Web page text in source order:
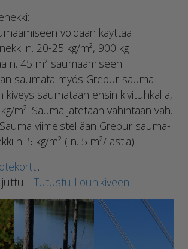
voidaan käyttää
n. 20-25 kg/m², 900 kg
n. 45 m² saumaamiseen.
saumata myös Grepur sauma-
kiveys saumataan ensin kivituhkalla,
m². Sauma jätetään vähintään väh.
viimeistellään Grepur sauma-
n. 5 kg/m² ( n. 5 m²/ astia).
.
juttu - Tutustu Louhikiveen